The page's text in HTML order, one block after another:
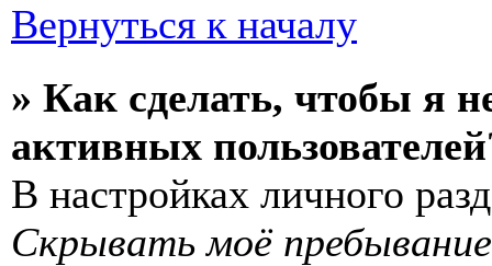
Вернуться к началу
» Как сделать, чтобы я
активных
В настройках личного
Скрывать моё